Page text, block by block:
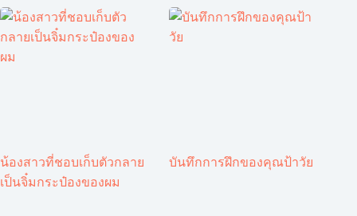
น้องสาวที่ชอบเก็บตัวกลาย
เป็นจิ๋มกระป๋องของผม
บันทึกการฝึกของคุณป้าวัย